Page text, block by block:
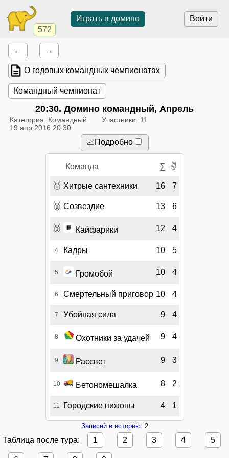
572
Войти
Играть в домино
← →
О годовых командных чемпионатах
Командный чемпионат
20:30. Домино командный, Апрель
Категория: Командный
Участники: 11
19 апр 2016 20:30
📈Подробно
Команда ∑ ✌
🥇 Хитрые сантехники 16 7
🥈 Созвездие 13 6
🥉 Кайфарики 12 4
4 Кадры 10 5
5 Громобой 10 4
6 Смертельный приговор 10 4
7 Убойная сила 9 4
8 Охотники за удачей 9 4
9 Рассвет 9 3
10 Бетономешалка 8 2
11 Городские пижоны 4 1
Записей в историю: 2
Таблица после тура: 1 2 3 4 5